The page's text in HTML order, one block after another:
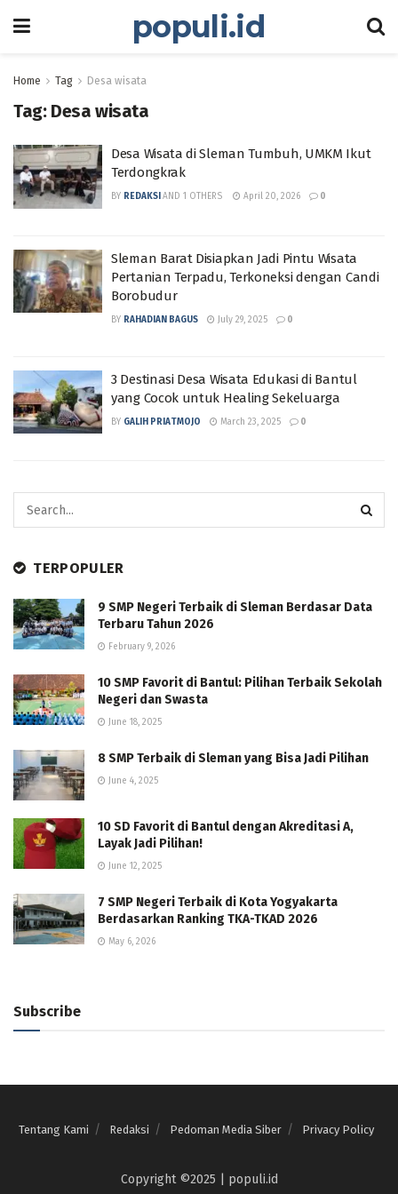
populi.id
Home Tag Desa wisata
Tag: Desa wisata
Desa Wisata di Sleman Tumbuh, UMKM Ikut
Terdongkrak
BY REDAKSI AND 1 OTHERS April 20, 2026 0
Sleman Barat Disiapkan Jadi Pintu Wisata
Pertanian Terpadu, Terkoneksi dengan Candi
Borobudur
BY RAHADIAN BAGUS July 29, 2025 0
3 Destinasi Desa Wisata Edukasi di Bantul
yang Cocok untuk Healing Sekeluarga
BY GALIH PRIATMOJO March 23, 2025 0
TERPOPULER
9 SMP Negeri Terbaik di Sleman Berdasar Data
Terbaru Tahun 2026
February 9, 2026
10 SMP Favorit di Bantul: Pilihan Terbaik Sekolah
Negeri dan Swasta
June 18, 2025
8 SMP Terbaik di Sleman yang Bisa Jadi Pilihan
June 4, 2025
10 SD Favorit di Bantul dengan Akreditasi A,
Layak Jadi Pilihan!
June 12, 2025
7 SMP Negeri Terbaik di Kota Yogyakarta
Berdasarkan Ranking TKA-TKAD 2026
May 6, 2026
Subscribe
Tentang Kami Redaksi Pedoman Media Siber Privacy Policy
Copyright ©2025 | populi.id